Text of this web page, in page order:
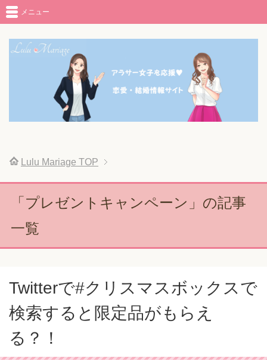
メニュー
Lulu Mariage TOP
「プレゼントキャンペーン」の記事
一覧
Twitterで#クリスマスボックスで
検索すると限定品がもらえ
る？！